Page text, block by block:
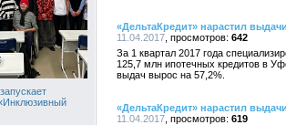
«ДельтаКредит» нарастил
11.04.2017
642
За 1 квартал 2017 года
125,7 млн ипотечных кредитов в
выдач вырос на 57,2%.
«ДельтаКредит» нарастил
11.04.2017
619